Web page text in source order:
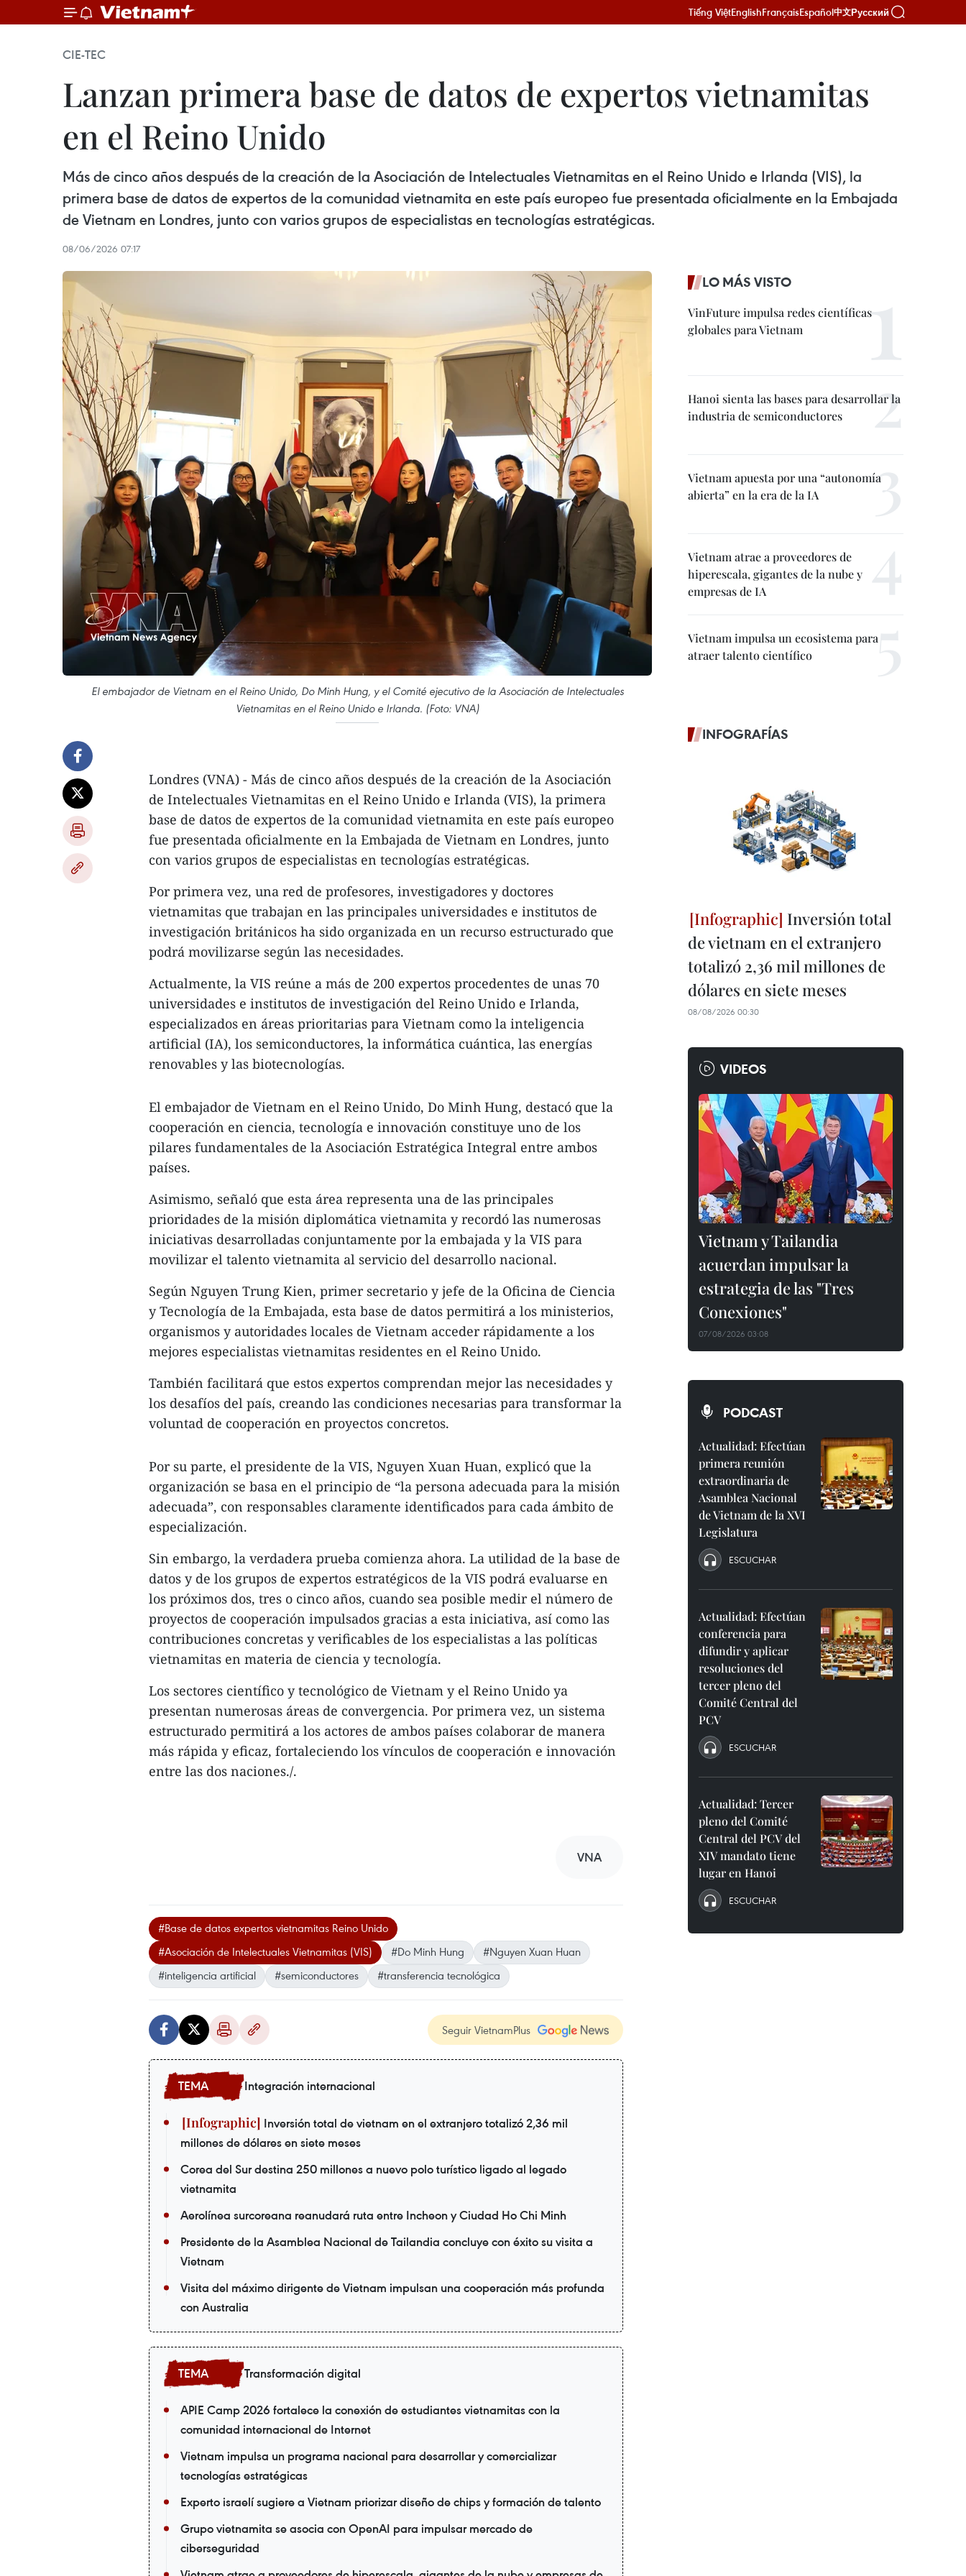
Tiếng ViệtEnglishFrançaisEspañol中文Русский
CIE-TEC
Lanzan primera base de datos de expertos vietnamitas
en el Reino Unido
Más de cinco años después de la creación de la Asociación de Intelectuales Vietnamitas en el Reino Unido e Irlanda (VIS), la
primera base de datos de expertos de la comunidad vietnamita en este país europeo fue presentada oficialmente en la Embajada
de Vietnam en Londres, junto con varios grupos de especialistas en tecnologías estratégicas.
08/06/2026 07:17
El embajador de Vietnam en el Reino Unido, Do Minh Hung, y el Comité ejecutivo de la Asociación de Intelectuales
Vietnamitas en el Reino Unido e Irlanda. (Foto: VNA)
Londres (VNA) - Más de cinco años después de la creación de la Asociación
de Intelectuales Vietnamitas en el Reino Unido e Irlanda (VIS), la primera
base de datos de expertos de la comunidad vietnamita en este país europeo
fue presentada oficialmente en la Embajada de Vietnam en Londres, junto
con varios grupos de especialistas en tecnologías estratégicas.
Por primera vez, una red de profesores, investigadores y doctores
vietnamitas que trabajan en las principales universidades e institutos de
investigación británicos ha sido organizada en un recurso estructurado que
podrá movilizarse según las necesidades.
Actualmente, la VIS reúne a más de 200 expertos procedentes de unas 70
universidades e institutos de investigación del Reino Unido e Irlanda,
especializados en áreas prioritarias para Vietnam como la inteligencia
artificial (IA), los semiconductores, la informática cuántica, las energías
renovables y las biotecnologías.
El embajador de Vietnam en el Reino Unido, Do Minh Hung, destacó que la
cooperación en ciencia, tecnología e innovación constituye uno de los
pilares fundamentales de la Asociación Estratégica Integral entre ambos
países.
Asimismo, señaló que esta área representa una de las principales
prioridades de la misión diplomática vietnamita y recordó las numerosas
iniciativas desarrolladas conjuntamente por la embajada y la VIS para
movilizar el talento vietnamita al servicio del desarrollo nacional.
Según Nguyen Trung Kien, primer secretario y jefe de la Oficina de Ciencia
y Tecnología de la Embajada, esta base de datos permitirá a los ministerios,
organismos y autoridades locales de Vietnam acceder rápidamente a los
mejores especialistas vietnamitas residentes en el Reino Unido.
También facilitará que estos expertos comprendan mejor las necesidades y
los desafíos del país, creando las condiciones necesarias para transformar la
voluntad de cooperación en proyectos concretos.
Por su parte, el presidente de la VIS, Nguyen Xuan Huan, explicó que la
organización se basa en el principio de “la persona adecuada para la misión
adecuada”, con responsables claramente identificados para cada ámbito de
especialización.
Sin embargo, la verdadera prueba comienza ahora. La utilidad de la base de
datos y de los grupos de expertos estratégicos de la VIS podrá evaluarse en
los próximos dos, tres o cinco años, cuando sea posible medir el número de
proyectos de cooperación impulsados gracias a esta iniciativa, así como las
contribuciones concretas y verificables de los especialistas a las políticas
vietnamitas en materia de ciencia y tecnología.
Los sectores científico y tecnológico de Vietnam y el Reino Unido ya
presentan numerosas áreas de convergencia. Por primera vez, un sistema
estructurado permitirá a los actores de ambos países colaborar de manera
más rápida y eficaz, fortaleciendo los vínculos de cooperación e innovación
entre las dos naciones./.
VNA
#Base de datos expertos vietnamitas Reino Unido
#Asociación de Intelectuales Vietnamitas (VIS)
#Do Minh Hung
#Nguyen Xuan Huan
#inteligencia artificial
#semiconductores #transferencia tecnológica
Seguir VietnamPlus
Integración internacional
Inversión total de vietnam en el extranjero totalizó 2,36 mil
millones de dólares en siete meses
Corea del Sur destina 250 millones a nuevo polo turístico ligado al legado
vietnamita
Aerolínea surcoreana reanudará ruta entre Incheon y Ciudad Ho Chi Minh
Presidente de la Asamblea Nacional de Tailandia concluye con éxito su visita a
Vietnam
Visita del máximo dirigente de Vietnam impulsan una cooperación más profunda
con Australia
Transformación digital
APIE Camp 2026 fortalece la conexión de estudiantes vietnamitas con la
comunidad internacional de Internet
Vietnam impulsa un programa nacional para desarrollar y comercializar
tecnologías estratégicas
Experto israelí sugiere a Vietnam priorizar diseño de chips y formación de talento
Grupo vietnamita se asocia con OpenAI para impulsar mercado de
ciberseguridad
LO MÁS VISTO
VinFuture impulsa redes científicas
globales para Vietnam
Hanoi sienta las bases para desarrollar la
industria de semiconductores
Vietnam apuesta por una “autonomía
abierta” en la era de la IA
Vietnam atrae a proveedores de
hiperescala, gigantes de la nube y
empresas de IA
Vietnam impulsa un ecosistema para
atraer talento científico
INFOGRAFÍAS
Inversión total
de vietnam en el extranjero
totalizó 2,36 mil millones de
dólares en siete meses
08/08/2026 00:30
VIDEOS
Vietnam y Tailandia
acuerdan impulsar la
estrategia de las "Tres
Conexiones"
07/08/2026 03:08
PODCAST
Actualidad: Efectúan
primera reunión
extraordinaria de
Asamblea Nacional
de Vietnam de la XVI
Legislatura
ESCUCHAR
Actualidad: Efectúan
conferencia para
difundir y aplicar
resoluciones del
tercer pleno del
Comité Central del
PCV
ESCUCHAR
Actualidad: Tercer
pleno del Comité
Central del PCV del
XIV mandato tiene
lugar en Hanoi
ESCUCHAR